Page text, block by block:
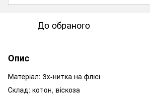
До обраного
Опис
Матеріал: 3х-нитка на флісі
Склад: котон, віскоза